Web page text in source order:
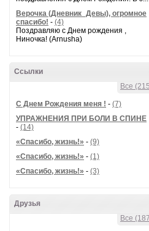
Верочка (Дневник_Девы), огромное
спасибо! - (4)
Поздравляю с Днем рождения ,
Ниночка! (Arnusha)
Ссылки
Все
С Днем Рождения меня ! - (7)
УПРАЖНЕНИЯ ПРИ БОЛИ В СПИНЕ
- (14)
«Спасибо, жизнь!» - (9)
«Спасибо, жизнь!» - (1)
«Спасибо, жизнь!» - (3)
Друзья
Все